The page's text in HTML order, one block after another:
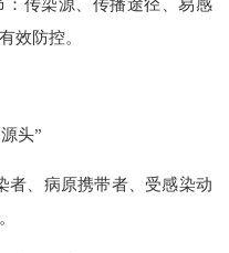
传染源、传播途径、易感
效防控。
头”
者、病原携带者、受感染动